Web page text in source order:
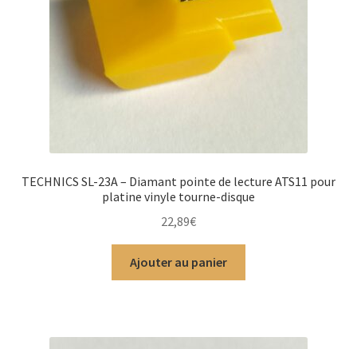
TECHNICS SL-23A – Diamant pointe de lecture ATS11 pour
platine vinyle tourne-disque
22,89€
Ajouter au panier